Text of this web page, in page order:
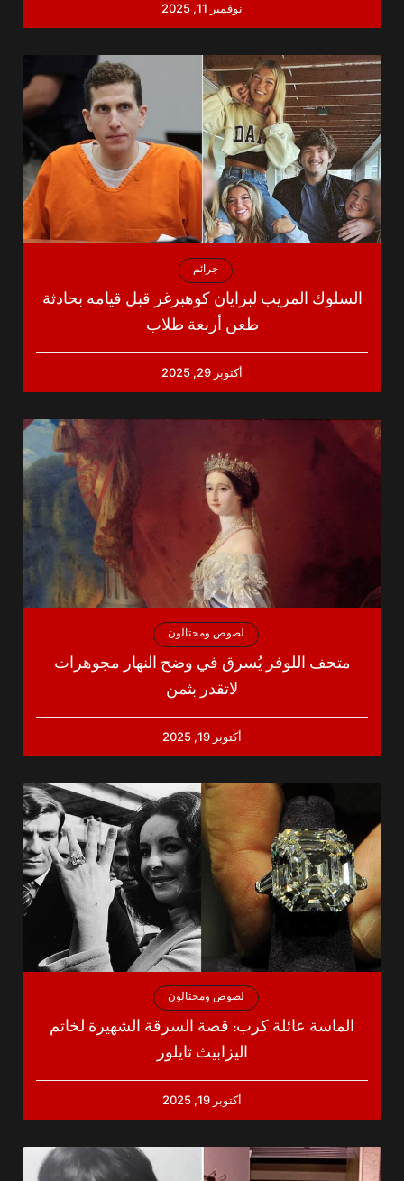
نوفمبر 11, 2025
جرائم
السلوك المريب لبرايان كوهبرغر قبل قيامه بحادثة
طعن أربعة طلاب
أكتوبر 29, 2025
لصوص ومحتالون
متحف اللوفر يُسرق في وضح النهار مجوهرات
لاتقدر بثمن
أكتوبر 19, 2025
لصوص ومحتالون
الماسة عائلة كرب: قصة السرقة الشهيرة لخاتم
اليزابيث تايلور
أكتوبر 19, 2025